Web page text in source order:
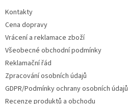
Kontakty
Cena dopravy
Vrácení a reklamace zboží
Všeobecné obchodní podmínky
Reklamační řád
Zpracování osobních údajů
GDPR/Podmínky ochrany osobních údajů
Recenze produktů a obchodu